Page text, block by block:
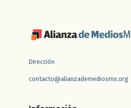
Dirección
contacto@alianzademediosmx.org